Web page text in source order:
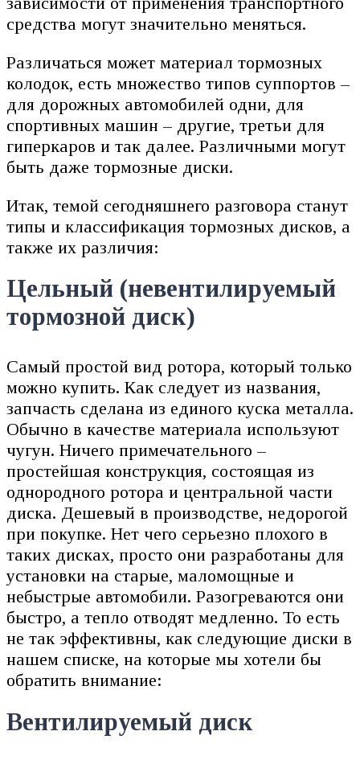
средства могут значительно меняться.
Различаться может материал тормозных
колодок, есть множество типов суппортов –
для дорожных автомобилей одни, для
спортивных машин – другие, третьи для
гиперкаров и так далее. Различными могут
быть даже тормозные диски.
Итак, темой сегодняшнего разговора станут
типы и классификация тормозных дисков, а
также их различия:
Цельный (невентилируемый
тормозной диск)
Самый простой вид ротора, который только
можно купить. Как следует из названия,
запчасть сделана из единого куска металла.
Обычно в качестве материала используют
чугун. Ничего примечательного –
простейшая конструкция, состоящая из
однородного ротора и центральной части
диска. Дешевый в производстве, недорогой
при покупке. Нет чего серьезно плохого в
таких дисках, просто они разработаны для
установки на старые, маломощные и
небыстрые автомобили. Разогреваются они
быстро, а тепло отводят медленно. То есть
не так эффективны, как следующие диски в
нашем списке, на которые мы хотели бы
обратить внимание:
Вентилируемый диск